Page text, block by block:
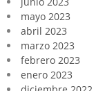
mayo 2023
abril 2023
marzo 2023
febrero 2023
enero 2023